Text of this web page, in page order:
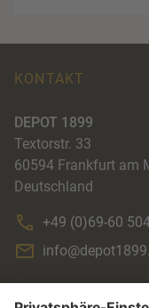
KONTAKT
DEPOT 1899
Textorstr. 33
60594 Frankfurt am
Deutschland
+49 (0)69-60